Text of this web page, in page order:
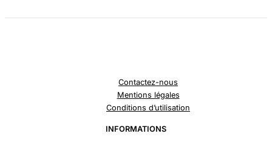
Contactez-nous
Mentions légales
Conditions d’utilisation
INFORMATIONS